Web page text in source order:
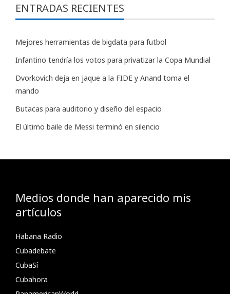
ENTRADAS RECIENTES
Mejores herramientas de bigdata para futbol
Infantino tendría los votos para privatizar la Copa Mundial
Dvorkovich deja en jaque a la FIDE y Anand toma el
mando
Butacas para auditorio y diseño del espacio
El último baile de Messi terminó en silencio
Medios donde han aparecido mis
artículos
Habana Radio
Cubadebate
CubaSí
Cubahora